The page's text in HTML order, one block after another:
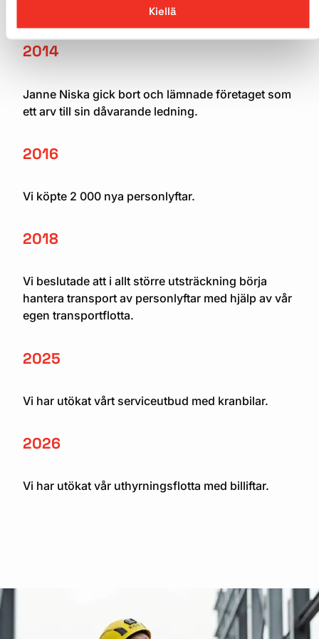
Kiellä
internationella bankkrisen.
2014
Janne Niska gick bort och lämnade företaget som
ett arv till sin dåvarande ledning.
2016
Vi köpte 2 000 nya personlyftar.
2018
Vi beslutade att i allt större utsträckning börja
hantera transport av personlyftar med hjälp av vår
egen transportflotta.
2025
Vi har utökat vårt serviceutbud med kranbilar.
2026
Vi har utökat vår uthyrningsflotta med billiftar.